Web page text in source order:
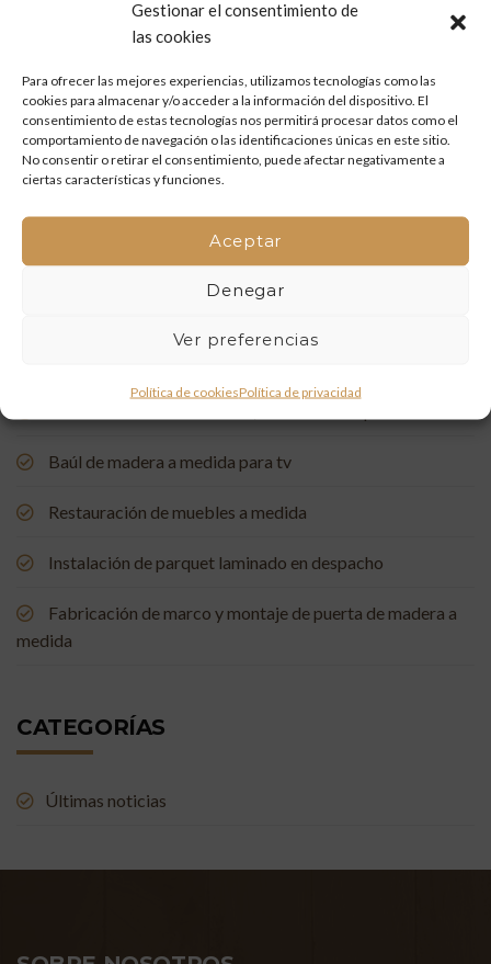
Gestionar el consentimiento de
las cookies
Para ofrecer las mejores experiencias, utilizamos tecnologías como las
cookies para almacenar y/o acceder a la información del dispositivo. El
consentimiento de estas tecnologías nos permitirá procesar datos como el
comportamiento de navegación o las identificaciones únicas en este sitio.
No consentir o retirar el consentimiento, puede afectar negativamente a
ciertas características y funciones.
Aceptar
Denegar
Ver preferencias
Política de cookiesPolítica de privacidad
Restauración de un portón de madera en Onda: tradición
y artesanía que vuelven a la vida
Mueble de baño a medida con acabado en nogal
Un rincón de estudio único: restauración y carpintería a
Restauración de una Capelleta de Visita Domiciliaria: Un
Rehabilitación de Buhardillas: Renovando Espacios con
Baúl de madera a medida para tv
Restauración de muebles a medida
Instalación de parquet laminado en despacho
Fabricación de marco y montaje de puerta de madera a
medida
CATEGORÍAS
Últimas noticias